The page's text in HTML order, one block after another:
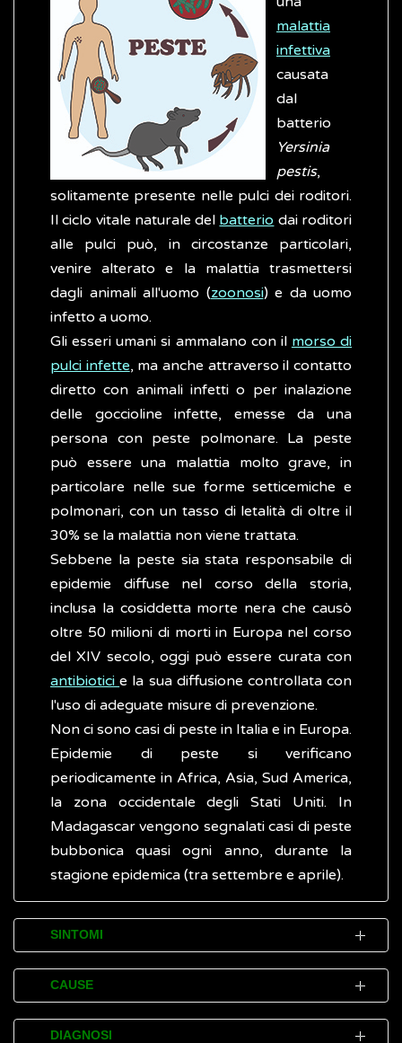
malattia
infettiva
causata
dal
batterio
Yersinia
pestis,
solitamente presente nelle pulci dei roditori.
Il ciclo vitale naturale del batterio dai roditori
alle pulci può, in circostanze particolari,
venire alterato e la malattia trasmettersi
dagli animali all'uomo (zoonosi) e da uomo
infetto a uomo.
Gli esseri umani si ammalano con il morso di
pulci infette, ma anche attraverso il contatto
diretto con animali infetti o per inalazione
delle goccioline infette, emesse da una
persona con peste polmonare. La peste
può essere una malattia molto grave, in
particolare nelle sue forme setticemiche e
polmonari, con un tasso di letalità di oltre il
30% se la malattia non viene trattata.
Sebbene la peste sia stata responsabile di
epidemie diffuse nel corso della storia,
inclusa la cosiddetta morte nera che causò
oltre 50 milioni di morti in Europa nel corso
del XIV secolo, oggi può essere curata con
antibioticie la sua diffusione controllata con
l'uso di adeguate misure di prevenzione.
Non ci sono casi di peste in Italia e in Europa.
Epidemie di peste si verificano
periodicamente in Africa, Asia, Sud America,
la zona occidentale degli Stati Uniti. In
Madagascar vengono segnalati casi di peste
bubbonica quasi ogni anno, durante la
stagione epidemica (tra settembre e aprile).
SINTOMI
Le persone infettate da
sintomi dopo un periodo di incubazione da
uno a sette giorni. Nell’uomo la peste si può
CAUSE
La maggiore probabilità di rischio di
DIAGNOSI